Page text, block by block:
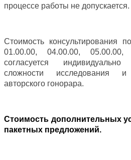
процессе работы не допускается.
Стоимость консультирования
01.00.00, 04.00.00,
согласуется
сложности исследования
авторского гонорара.
Стоимость дополнительных
пакетных предложений.